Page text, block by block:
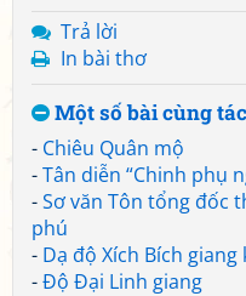
Trả lời
In bài thơ
Một số bài cùng
- Chiêu Quân mộ
-Tân diễn “Chinh phụ
-Sơ văn Tôn tổng đốc
phú
- Dạ độ Xích Bích giang
-Độ Đại Linh giang